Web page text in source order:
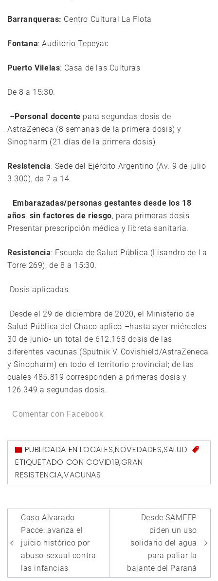
Barranqueras: Centro Cultural La Flota
Fontana: Auditorio Tepeyac
Puerto Vilelas: Casa de las Culturas
De 8 a 15:30.
–Personal docente para segundas dosis de
AstraZeneca (8 semanas de la primera dosis) y
Sinopharm (21 días de la primera dosis).
Resistencia: Sede del Ejército Argentino (Av. 9 de julio
3.300), de 7 a 14.
–Embarazadas/personas gestantes desde los 18
años, sin factores de riesgo, para primeras dosis.
Presentar prescripción médica y libreta sanitaria.
Resistencia: Escuela de Salud Pública (Lisandro de La
Torre 269), de 8 a 15:30.
Dosis aplicadas
Desde el 29 de diciembre de 2020, el Ministerio de
Salud Pública del Chaco aplicó –hasta ayer miércoles
30 de junio- un total de 612.168 dosis de las
diferentes vacunas (Sputnik V, Covishield/AstraZeneca
y Sinopharm) en todo el territorio provincial; de las
cuales 485.819 corresponden a primeras dosis y
126.349 a segundas dosis.
Comentar con Facebook
PUBLICADA ENLOCALES,NOVEDADES,SALUD
ETIQUETADO CON COVID19,GRAN
RESISTENCIA,VACUNAS
Navegación
de
entradas
Caso Alvarado
Pacce: avanza el
juicio histórico por
abuso sexual contra
las infancias
Desde SAMEEP
piden un uso
solidario del agua
para paliar la
bajante del Paraná